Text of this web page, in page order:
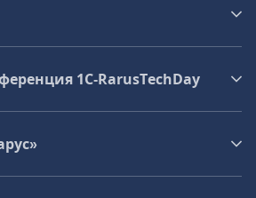
1C‑RarusTechDay